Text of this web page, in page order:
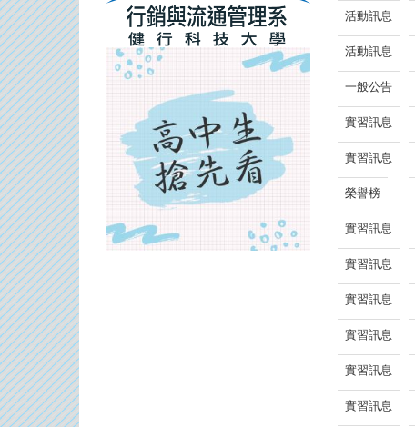
活動訊息
活動訊息
一般公告
實習訊息
實習訊息
榮譽榜
實習訊息
實習訊息
實習訊息
實習訊息
實習訊息
實習訊息